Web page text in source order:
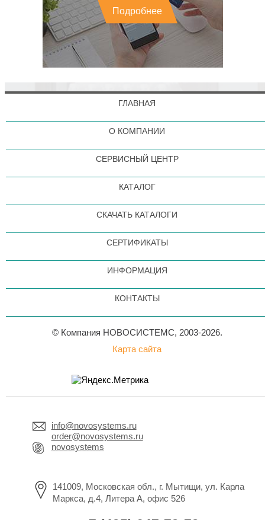
Подробнее
ГЛАВНАЯ
О КОМПАНИИ
СЕРВИСНЫЙ ЦЕНТР
КАТАЛОГ
СКАЧАТЬ КАТАЛОГИ
СЕРТИФИКАТЫ
ИНФОРМАЦИЯ
КОНТАКТЫ
© Компания НОВОСИСТЕМС, 2003-2026.
Карта сайта
info@novosystems.ru
order@novosystems.ru
novosystems
141009, Московская обл., г. Мытищи, ул. Карла
Маркса, д.4, Литера А, офис 526